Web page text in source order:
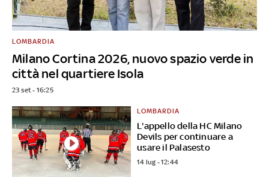
Milano Cortina 2026, nuovo spazio verde in
città nel quartiere Isola
LOMBARDIA
23 set - 16:25
L'appello della HC Milano
Devils per continuare a
usare il Palasesto
LOMBARDIA
14 lug - 12:44